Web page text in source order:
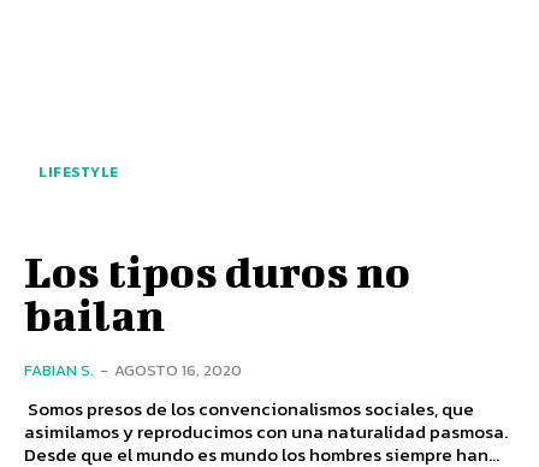
LIFESTYLE
Los tipos duros no
bailan
FABIAN S. - AGOSTO 16, 2020
Somos presos de los convencionalismos sociales, que
asimilamos y reproducimos con una naturalidad pasmosa.
Desde que el mundo es mundo los hombres siempre han...